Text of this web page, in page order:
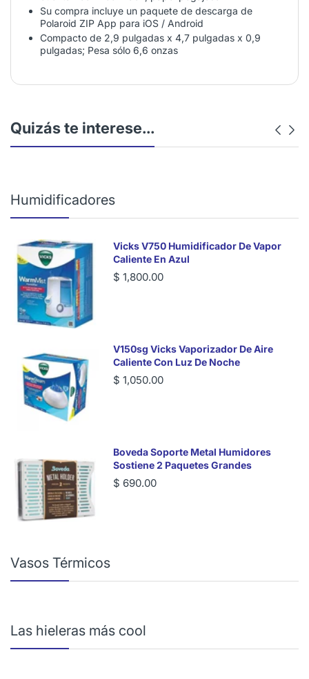
Su compra incluye un paquete de descarga de
Polaroid ZIP App para iOS / Android
Compacto de 2,9 pulgadas x 4,7 pulgadas x 0,9
pulgadas; Pesa sólo 6,6 onzas
Quizás te interese...
Humidificadores
Vicks V750 Humidificador De Vapor
Caliente En Azul
$ 1,800.00
V150sg Vicks Vaporizador De Aire
Caliente Con Luz De Noche
$ 1,050.00
Boveda Soporte Metal Humidores
Sostiene 2 Paquetes Grandes
$ 690.00
Vasos Térmicos
Las hieleras más cool